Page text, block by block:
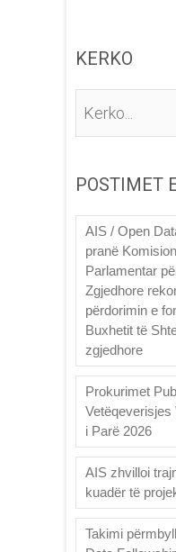
KERKO
POSTIMET
AIS / Open
pranë
Parlamentar
Zgjedhore
përdorimin e
Buxhetit të
zgjedhore
Prokurimet
Vetëqeverisjes
i Parë 2026
AIS zhvilloi
kuadër të
Takimi